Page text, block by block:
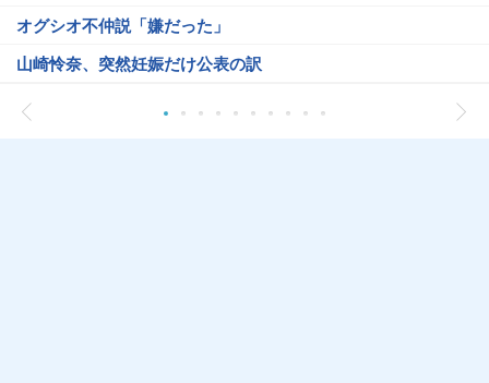
オグシオ不仲説「嫌だった」
山崎怜奈、突然妊娠だけ公表の訳